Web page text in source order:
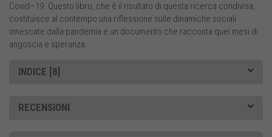
Covid–19. Questo libro, che è il risultato di questa ricerca condivisa,
costituisce al contempo una riflessione sulle dinamiche sociali
innescate dalla pandemia e un documento che racconta quei mesi di
angoscia e speranza.
INDICE [8]
RECENSIONI